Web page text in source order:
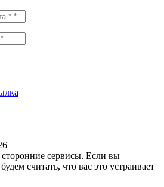
сервисы. Если вы
считать, что вас это устраивает